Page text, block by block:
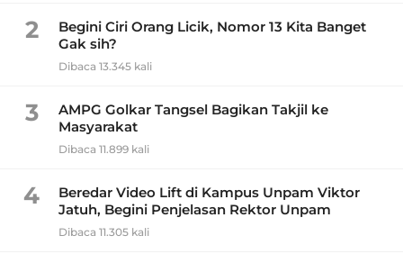
2
Begini Ciri Orang Licik, Nomor 13 Kita Banget
Gak sih?
Dibaca 13.345 kali
3
AMPG Golkar Tangsel Bagikan Takjil ke
Masyarakat
Dibaca 11.899 kali
4
Beredar Video Lift di Kampus Unpam Viktor
Jatuh, Begini Penjelasan Rektor Unpam
Dibaca 11.305 kali